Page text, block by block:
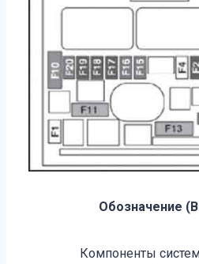
Обозначение
Компоненты